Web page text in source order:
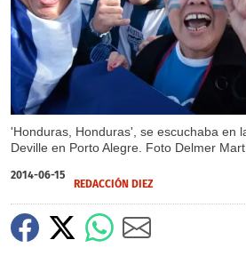
'Honduras, Honduras', se escuchaba en
Deville en Porto Alegre. Foto Delmer
2014-06-15
REDACCIÓN DIEZ